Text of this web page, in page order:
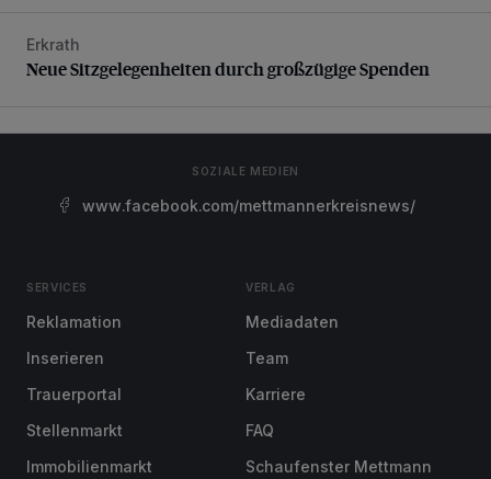
Neue Sitzgelegenheiten durch großzügige Spenden
Erkrath
Neue Sitzgelegenheiten durch großzügige Spenden
SOZIALE MEDIEN
www.facebook.com/mettmannerkreisnews/
SERVICES
Reklamation
Inserieren
Trauerportal
Stellenmarkt
Immobilienmarkt
VERLAG
Mediadaten
Team
Karriere
FAQ
Schaufenster Mettmann